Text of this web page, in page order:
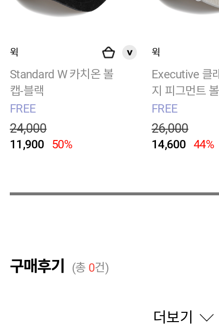
윅
Standard W 카치온 볼
캡-블랙
FREE
24,000
11,900 50%
윅
Executive 클
지 피그먼트
트베이지
FREE
26,000
14,600 44%
구매후기 (총 0건)
더보기